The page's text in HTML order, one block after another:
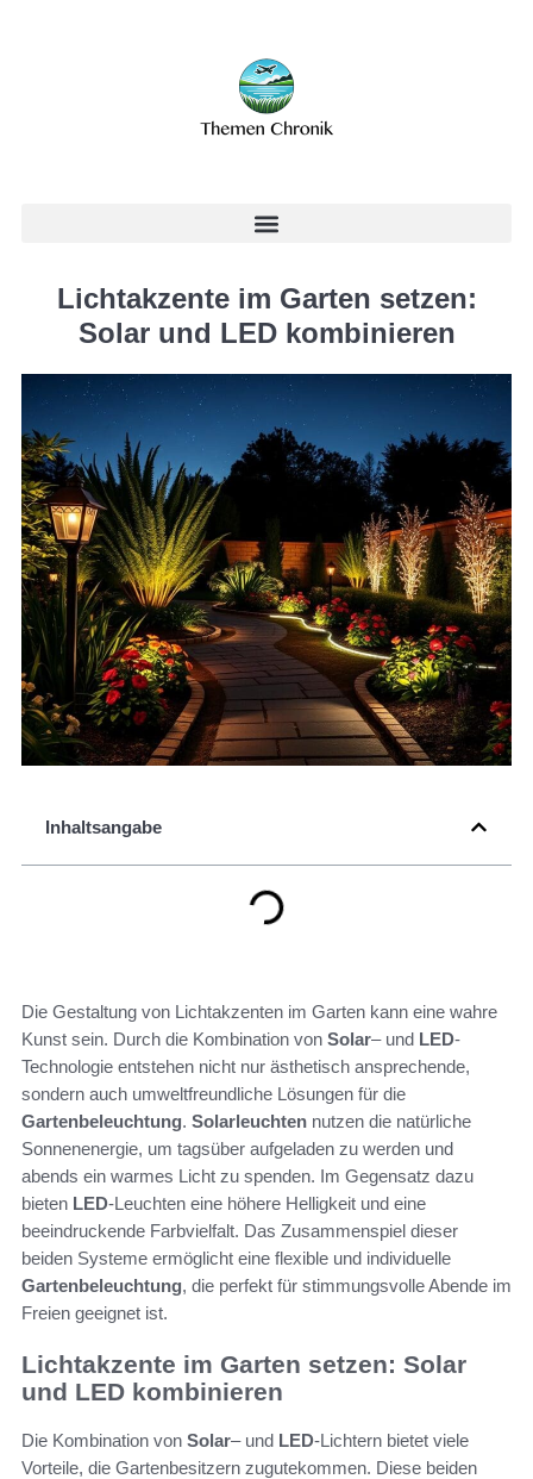
Lichtakzente im Garten setzen:
Solar und LED kombinieren
Inhaltsangabe
Die Gestaltung von Lichtakzenten im Garten kann eine wahre
Kunst sein. Durch die Kombination von Solar– und LED-
Technologie entstehen nicht nur ästhetisch ansprechende,
sondern auch umweltfreundliche Lösungen für die
Gartenbeleuchtung. Solarleuchten nutzen die natürliche
Sonnenenergie, um tagsüber aufgeladen zu werden und
abends ein warmes Licht zu spenden. Im Gegensatz dazu
bieten LED-Leuchten eine höhere Helligkeit und eine
beeindruckende Farbvielfalt. Das Zusammenspiel dieser
beiden Systeme ermöglicht eine flexible und individuelle
Gartenbeleuchtung, die perfekt für stimmungsvolle Abende im
Freien geeignet ist.
Lichtakzente im Garten setzen: Solar
und LED kombinieren
Die Kombination von Solar– und LED-Lichtern bietet viele
Vorteile, die Gartenbesitzern zugutekommen. Diese beiden